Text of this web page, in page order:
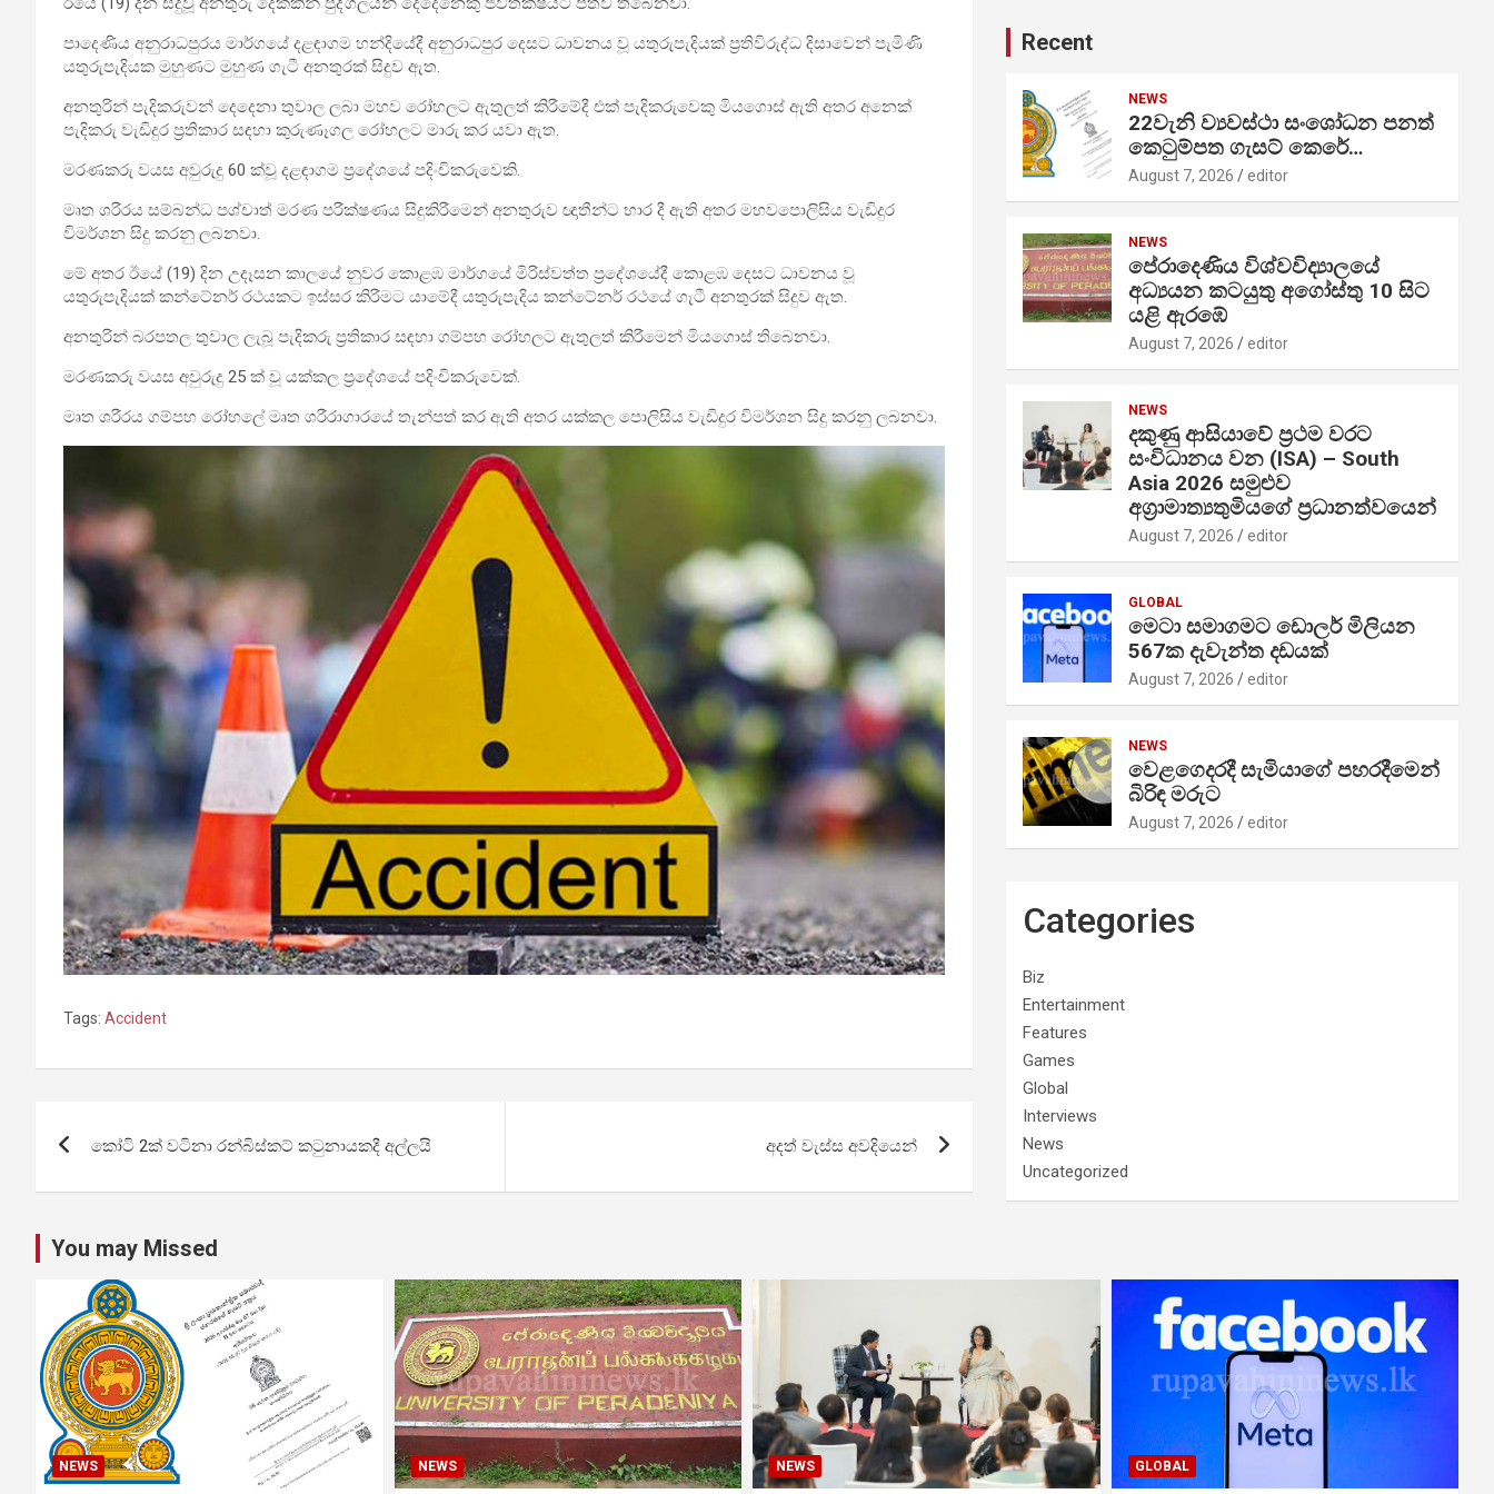
පාදෙණිය අනුරාධපුරය මාර්ගයේ දළඳාගම හන්දියේදී අනුරාධපුර දෙසට ධාවනය වූ යතුරුපැදියක් ප්‍රතිවිරුද්ධ දිසාවෙන් පැමිණි
යතුරුපැදියක මුහුණට මුහුණ ගැටී අනතුරක් සිදුව ඇත.
අනතුරින් පැදිකරුවන් දෙදෙනා තුවාල ලබා මහව රෝහලට ඇතුලත් කිරීමේදී එක් පැදිකරුවෙකු මියගොස් ඇති අතර අනෙක්
පැදිකරු වැඩිදුර ප්‍රතිකාර සඳහා කුරුණෑගල රෝහලට මාරු කර යවා ඇත.
මරණකරු වයස අවුරුදු 60 ක්වූ දළඳාගම ප්‍රදේශයේ පදිංචිකරුවෙකි.
මෘත ශරීරය සම්බන්ධ පශ්චාත් මරණ පරීක්ෂණය සිදුකිරීමෙන් අනතුරුව ඥාතීන්ට භාර දී ඇති අතර මහවපොලිසිය වැඩිදුර
විමර්ශන සිදු කරනු ලබනවා.
මේ අතර ඊයේ (19) දින උදෑසන කාලයේ නුවර කොළඹ මාර්ගයේ මිරිස්වත්ත ප්‍රදේශයේදී කොළඹ දෙසට ධාවනය වූ
යතුරුපැදියක් කන්ටේනර් රථයකට ඉස්සර කිරීමට යාමේදී යතුරුපැදිය කන්ටේනර් රථයේ ගැටී අනතුරක් සිදුව ඇත.
අනතුරින් බරපතල තුවාල ලැබූ පැදිකරු ප්‍රතිකාර සඳහා ගම්පහ රෝහලට ඇතුලත් කිරීමෙන් මියගොස් තිබෙනවා.
මරණකරු වයස අවුරුදු 25 ක් වූ යක්කල ප්‍රදේශයේ පදිංචිකරුවෙක්.
මෘත ශරීරය ගම්පහ රෝහලේ මෘත ශරීරාගාරයේ තැන්පත් කර ඇති අතර යක්කල පොලිසිය වැඩිදුර විමර්ශන සිදු කරනු ලබනවා.
Tags: Accident
කෝටි 2ක් වටිනා රන්බිස්කට් කටුනායකදී අල්ලයි අදත් වැස්ස අවදියෙන්
Recent
NEWS
22වැනි ව්‍යවස්ථා සංශෝධන පනත්
කෙටුම්පත ගැසට් කෙරේ…
August 7, 2026 editor
NEWS
පේරාදෙණිය විශ්වවිද්‍යාලයේ
අධ්‍යයන කටයුතු අගෝස්තු 10 සිට
යළි ඇරඹේ
August 7, 2026 editor
NEWS
දකුණු ආසියාවේ ප්‍රථම වරට
සංවිධානය වන (ISA) – South
Asia 2026 සමුළුව
අග්‍රාමාත්‍යතුමියගේ ප්‍රධානත්වයෙන්
August 7, 2026 editor
GLOBAL
මෙටා සමාගමට ඩොලර් මිලියන
567ක දැවැන්ත දඩයක්
August 7, 2026 editor
NEWS
වෙළගෙදරදී සැමියාගේ පහරදීමෙන්
බිරිඳ මරුට
August 7, 2026 editor
Categories
Biz
Entertainment
Features
Games
Global
Interviews
News
Uncategorized
You may Missed
NEWS NEWS NEWS GLOBAL